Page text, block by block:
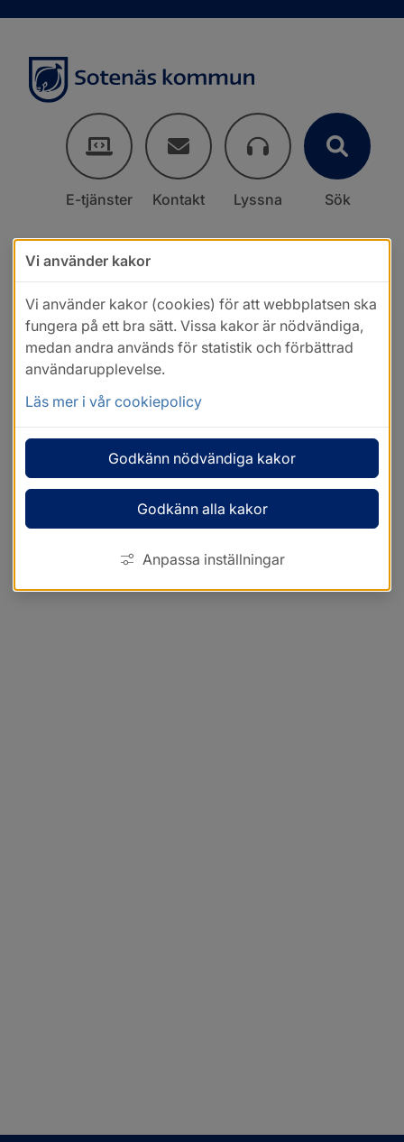
E-tjänster Kontakt Lyssna Sök
Vi använder kakor
Vi använder kakor (cookies) för att webbplatsen ska
fungera på ett bra sätt. Vissa kakor är nödvändiga,
medan andra används för statistik och förbättrad
användarupplevelse.
Läs mer i vår cookiepolicy
Godkänn nödvändiga kakor
Godkänn alla kakor
Anpassa inställningar